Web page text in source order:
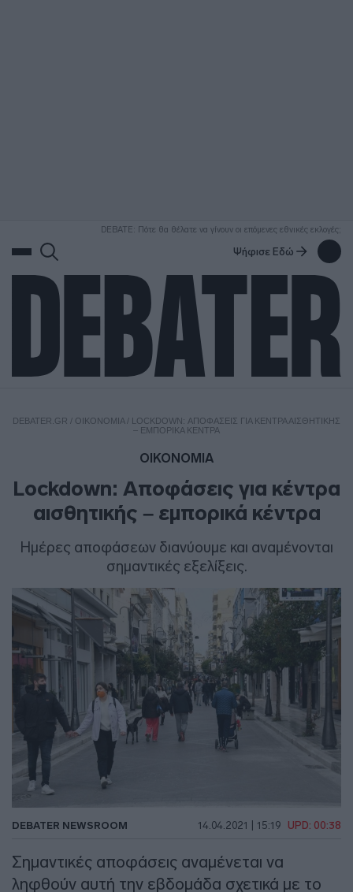
DEBATE: Πότε θα θέλατε να γίνουν οι επόμενες εθνικές εκλογές;
Ψήφισε Εδώ
DEBATER.GR / ΟΙΚΟΝΟΜΙΑ/ LOCKDOWN: ΑΠΟΦΆΣΕΙΣ ΓΙΑ ΚΈΝΤΡΑ ΑΙΣΘΗΤΙΚΉΣ
– ΕΜΠΟΡΙΚΆ ΚΈΝΤΡΑ
ΟΙΚΟΝΟΜΙΑ
Lockdown: Αποφάσεις για κέντρα
αισθητικής – εμπορικά κέντρα
Ημέρες αποφάσεων διανύουμε και αναμένονται
σημαντικές εξελίξεις.
DEBATER NEWSROOM 14.04.2021 | 15:19 UPD: 00:38
Σημαντικές αποφάσεις αναμένεται να
ληφθούν αυτή την εβδομάδα σχετικά με το